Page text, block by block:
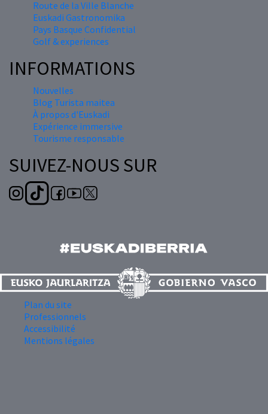
Route de la Ville Blanche
Euskadi Gastronomika
Pays Basque Confidential
Golf & experiences
INFORMATIONS
Nouvelles
Blog Turista maitea
À propos d'Euskadi
Expérience immersive
Tourisme responsable
SUIVEZ-NOUS SUR
Plan du site
Professionnels
Accessibilité
Mentions légales